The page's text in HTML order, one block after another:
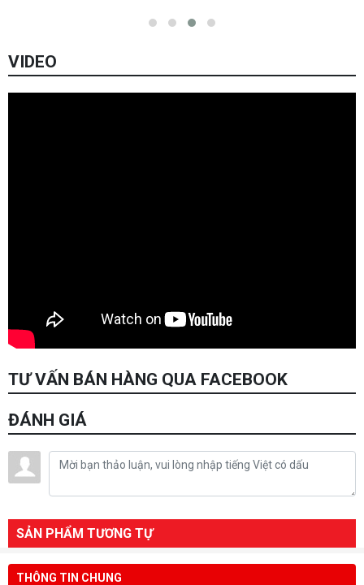
VIDEO
TƯ VẤN BÁN HÀNG QUA FACEBOOK
ĐÁNH GIÁ
SẢN PHẨM TƯƠNG TỰ
THÔNG TIN CHUNG